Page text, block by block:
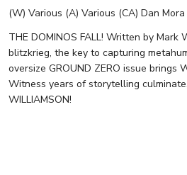
(W) Various (A) Various (CA) Dan Mora
THE DOMINOS FALL! Written by
blitzkrieg, the key to capturing
oversize GROUND ZERO issue brings
Witness years of storytelling
WILLIAMSON!